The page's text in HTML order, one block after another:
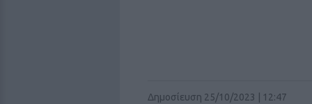
Δημοσίευση 25/10/2023 | 12:47